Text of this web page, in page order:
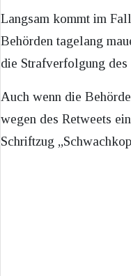
Langsam kommt im
Behörden tagelang
die Strafverfolgung des
Auch wenn die
wegen des Retweets
Schriftzug